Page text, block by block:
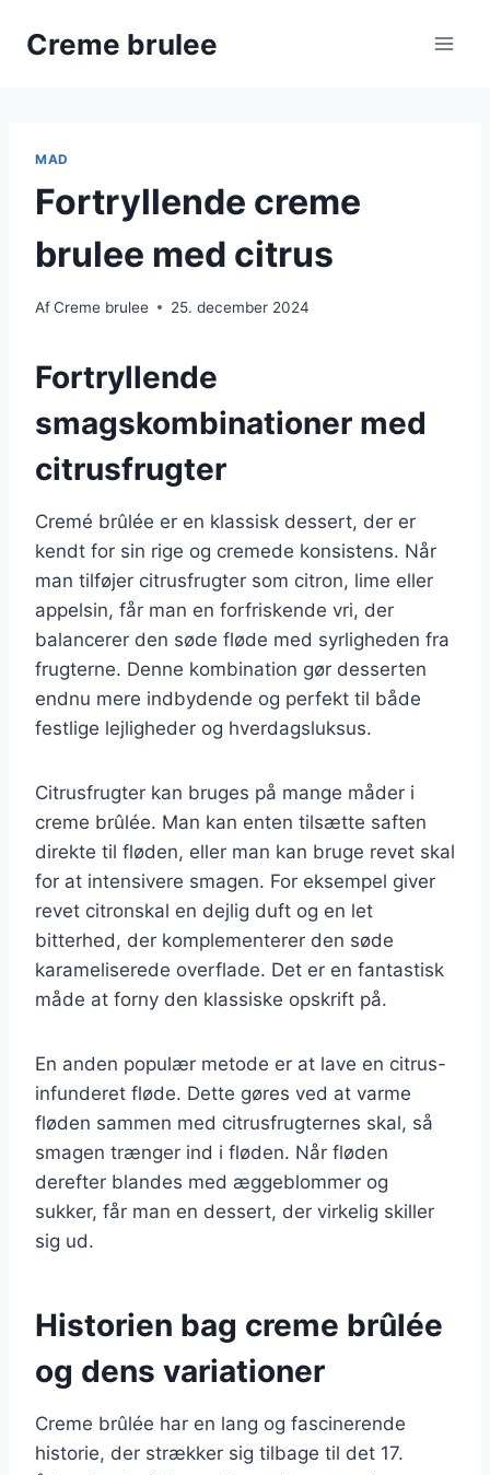
Creme brulee
MAD
Fortryllende creme
brulee med citrus
AfCreme brulee 25. december 2024
Fortryllende
smagskombinationer med
citrusfrugter
Cremé brûlée er en klassisk dessert, der er
kendt for sin rige og cremede konsistens. Når
man tilføjer citrusfrugter som citron, lime eller
appelsin, får man en forfriskende vri, der
balancerer den søde fløde med syrligheden fra
frugterne. Denne kombination gør desserten
endnu mere indbydende og perfekt til både
festlige lejligheder og hverdagsluksus.
Citrusfrugter kan bruges på mange måder i
creme brûlée. Man kan enten tilsætte saften
direkte til fløden, eller man kan bruge revet skal
for at intensivere smagen. For eksempel giver
revet citronskal en dejlig duft og en let
bitterhed, der komplementerer den søde
karameliserede overflade. Det er en fantastisk
måde at forny den klassiske opskrift på.
En anden populær metode er at lave en citrus-
infunderet fløde. Dette gøres ved at varme
fløden sammen med citrusfrugternes skal, så
smagen trænger ind i fløden. Når fløden
derefter blandes med æggeblommer og
sukker, får man en dessert, der virkelig skiller
sig ud.
Historien bag creme brûlée
og dens variationer
Creme brûlée har en lang og fascinerende
historie, der strækker sig tilbage til det 17.